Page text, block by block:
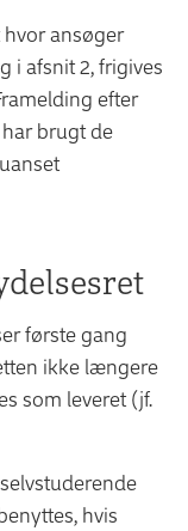
ansøger
i afsnit 2, frigives
efter
brugt de
første gang
ikke længere
som leveret (jf.
hvis